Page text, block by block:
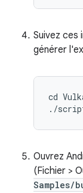
Suivez ces
générer
cd
Ouvrez
(Fichier >